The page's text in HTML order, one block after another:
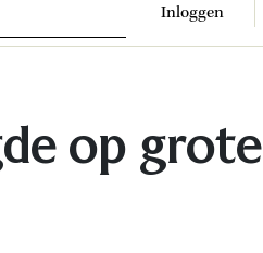
Inloggen
op grote